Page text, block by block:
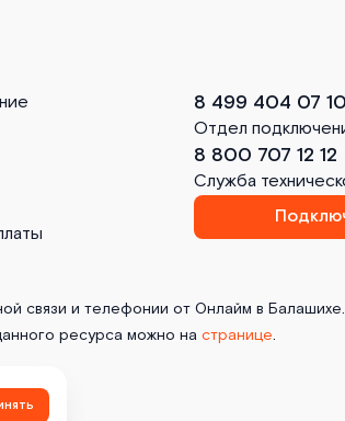
8 499 404 07 10
Отдел
8 800 707 12 12
Служба
связи и телефонии от Онлайм в Балашихе.
ресурса можно на странице.